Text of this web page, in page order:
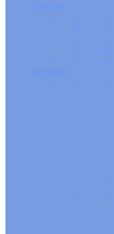
CORSI
ESTERO